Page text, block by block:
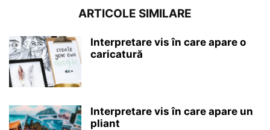
ARTICOLE SIMILARE
Interpretare vis în care apare o
caricatură
Interpretare vis în care apare un
pliant